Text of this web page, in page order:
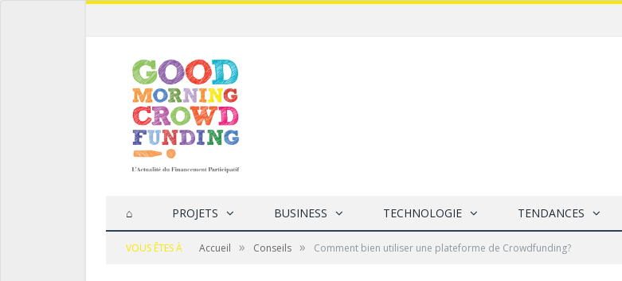
⌂ PROJETS BUSINESS TECHNOLOGIE TENDANCES
VOUS ÊTES À Accueil » Conseils » Comment bien utiliser une plateforme de Crowdfunding?